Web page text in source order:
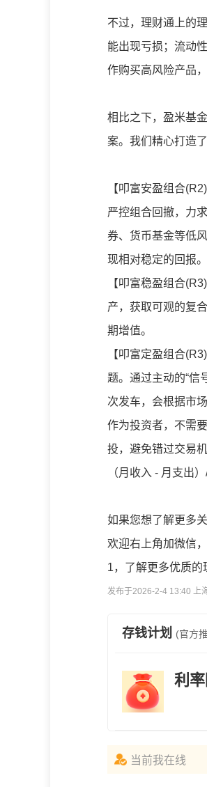
不过，理财通上的
能出现亏损；流动
作购买高风险产品
相比之下，盈米基
案。我们精心打造
【叩富安盈组合
严控组合回撤，力
券、货币基金等低
现相对稳定的回报。
【叩富稳盈组合
产，获取可观的复
期增值。
【叩富定盈组合
题。通过主动的“信
次发车，会根据市
作为投资者，不需
投，避免错过交易
（月收入 - 月支出）/
如果您想了解更多
欢迎右上角加微信
1，了解更多优质的
发布于2026-2-4 13:40 上
存钱计划 (官方
利
当前我在线